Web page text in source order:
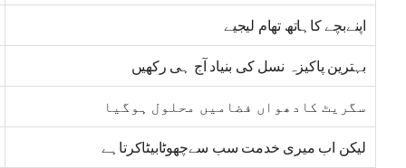
اپنےبچے کاہاتھ تھام لیجیے
بہترین پاکیزہ نسل کی بنیاد آج ہی رکھیں
سگریٹ کادھواں فضامیں محلول ہوگیا
لیکن اب میری خدمت سب سےچھوٹابیٹاکرتاہے